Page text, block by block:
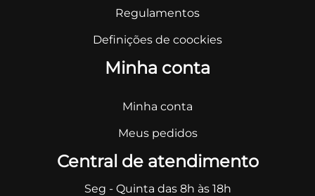
Regulamentos
Definições de coockies
Minha conta
Minha conta
Meus pedidos
Central de atendimento
Seg - Quinta das 8h às 18h